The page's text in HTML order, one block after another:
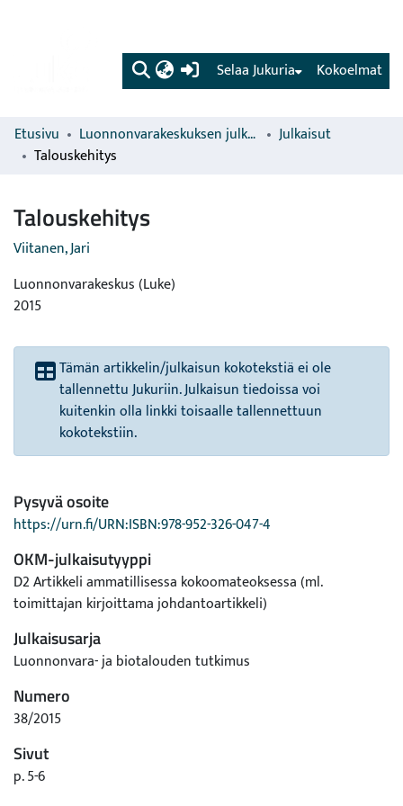
(current) Kokoelmat
Selaa Jukuria
Etusivu Luonnonvarakeskuksen julkaisut
Julkaisut
Talouskehitys
Talouskehitys
Viitanen, Jari
Luonnonvarakeskus (Luke)
2015
Tämän artikkelin/julkaisun kokotekstiä ei ole
tallennettu Jukuriin. Julkaisun tiedoissa voi
kuitenkin olla linkki toisaalle tallennettuun
kokotekstiin.
Pysyvä osoite
https://urn.fi/URN:ISBN:978-952-326-047-4
OKM-julkaisutyyppi
D2 Artikkeli ammatillisessa kokoomateoksessa (ml.
toimittajan kirjoittama johdantoartikkeli)
Julkaisusarja
Luonnonvara- ja biotalouden tutkimus
Numero
38/2015
Sivut
p. 5-6